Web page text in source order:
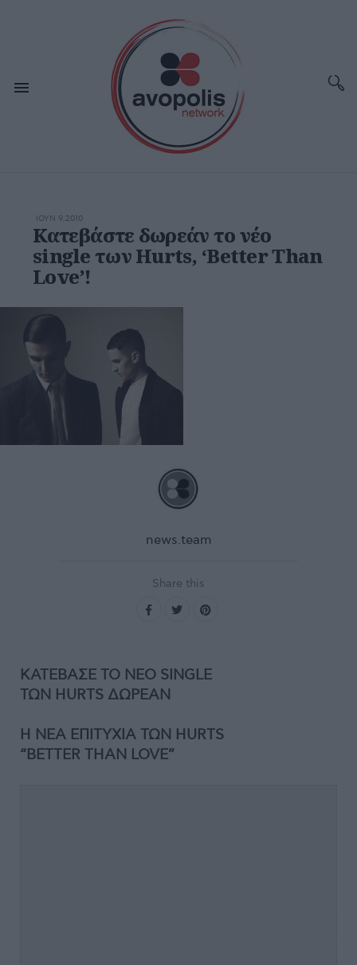
ΙΟΥΝ 9,2010
Κατεβάστε δωρεάν το νέο
single των Hurts, ‘Better Than
Love’!
news.team
Share this
ΚΑΤΕΒΑΣΕ ΤΟ ΝΕΟ SINGLE
ΤΩΝ HURTS ΔΩΡΕΑΝ
Η ΝΕΑ ΕΠΙΤΥΧΙΑ ΤΩΝ HURTS
“BETTER THAN LOVE”